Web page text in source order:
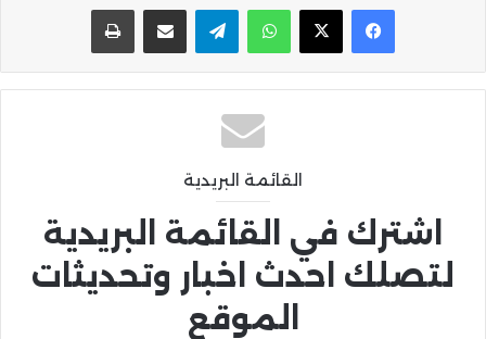
واتساب تيلقرام مشاركة عبر البريد
القائمة البريدية
اشترك في القائمة البريدية
لتصلك احدث اخبار وتحديثات
الموقع